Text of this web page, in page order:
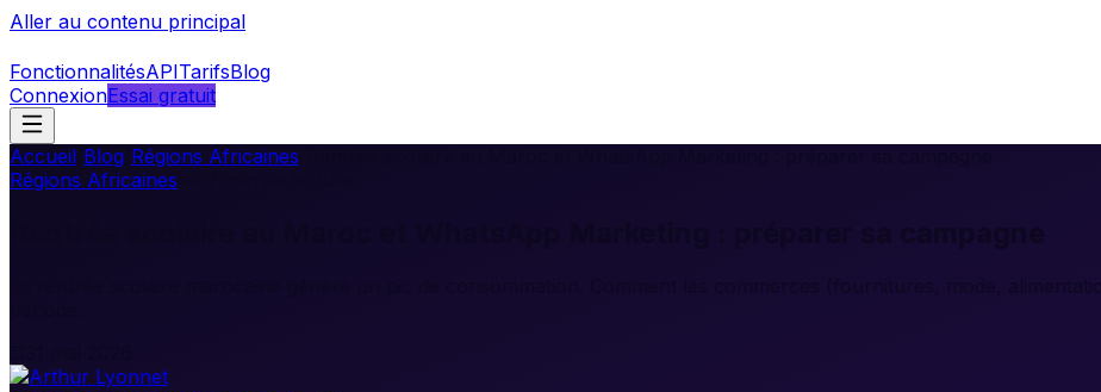
Aller au contenu principal
FonctionnalitésAPITarifsBlog
ConnexionEssai gratuit
Accueil Blog Régions Africaines
Régions Africaines
La rentrée scolaire marocaine génère un pic de consommation. Comment les commerces (fournitures, mode,